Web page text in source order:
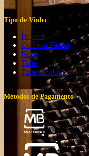
Tipo de Vinho
Branco
Colheita Tardia
Rosé
Tinto
Tinto Evoluído
Métodos de Pagamento